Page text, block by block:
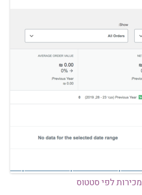
מכירות לפי סטטוס